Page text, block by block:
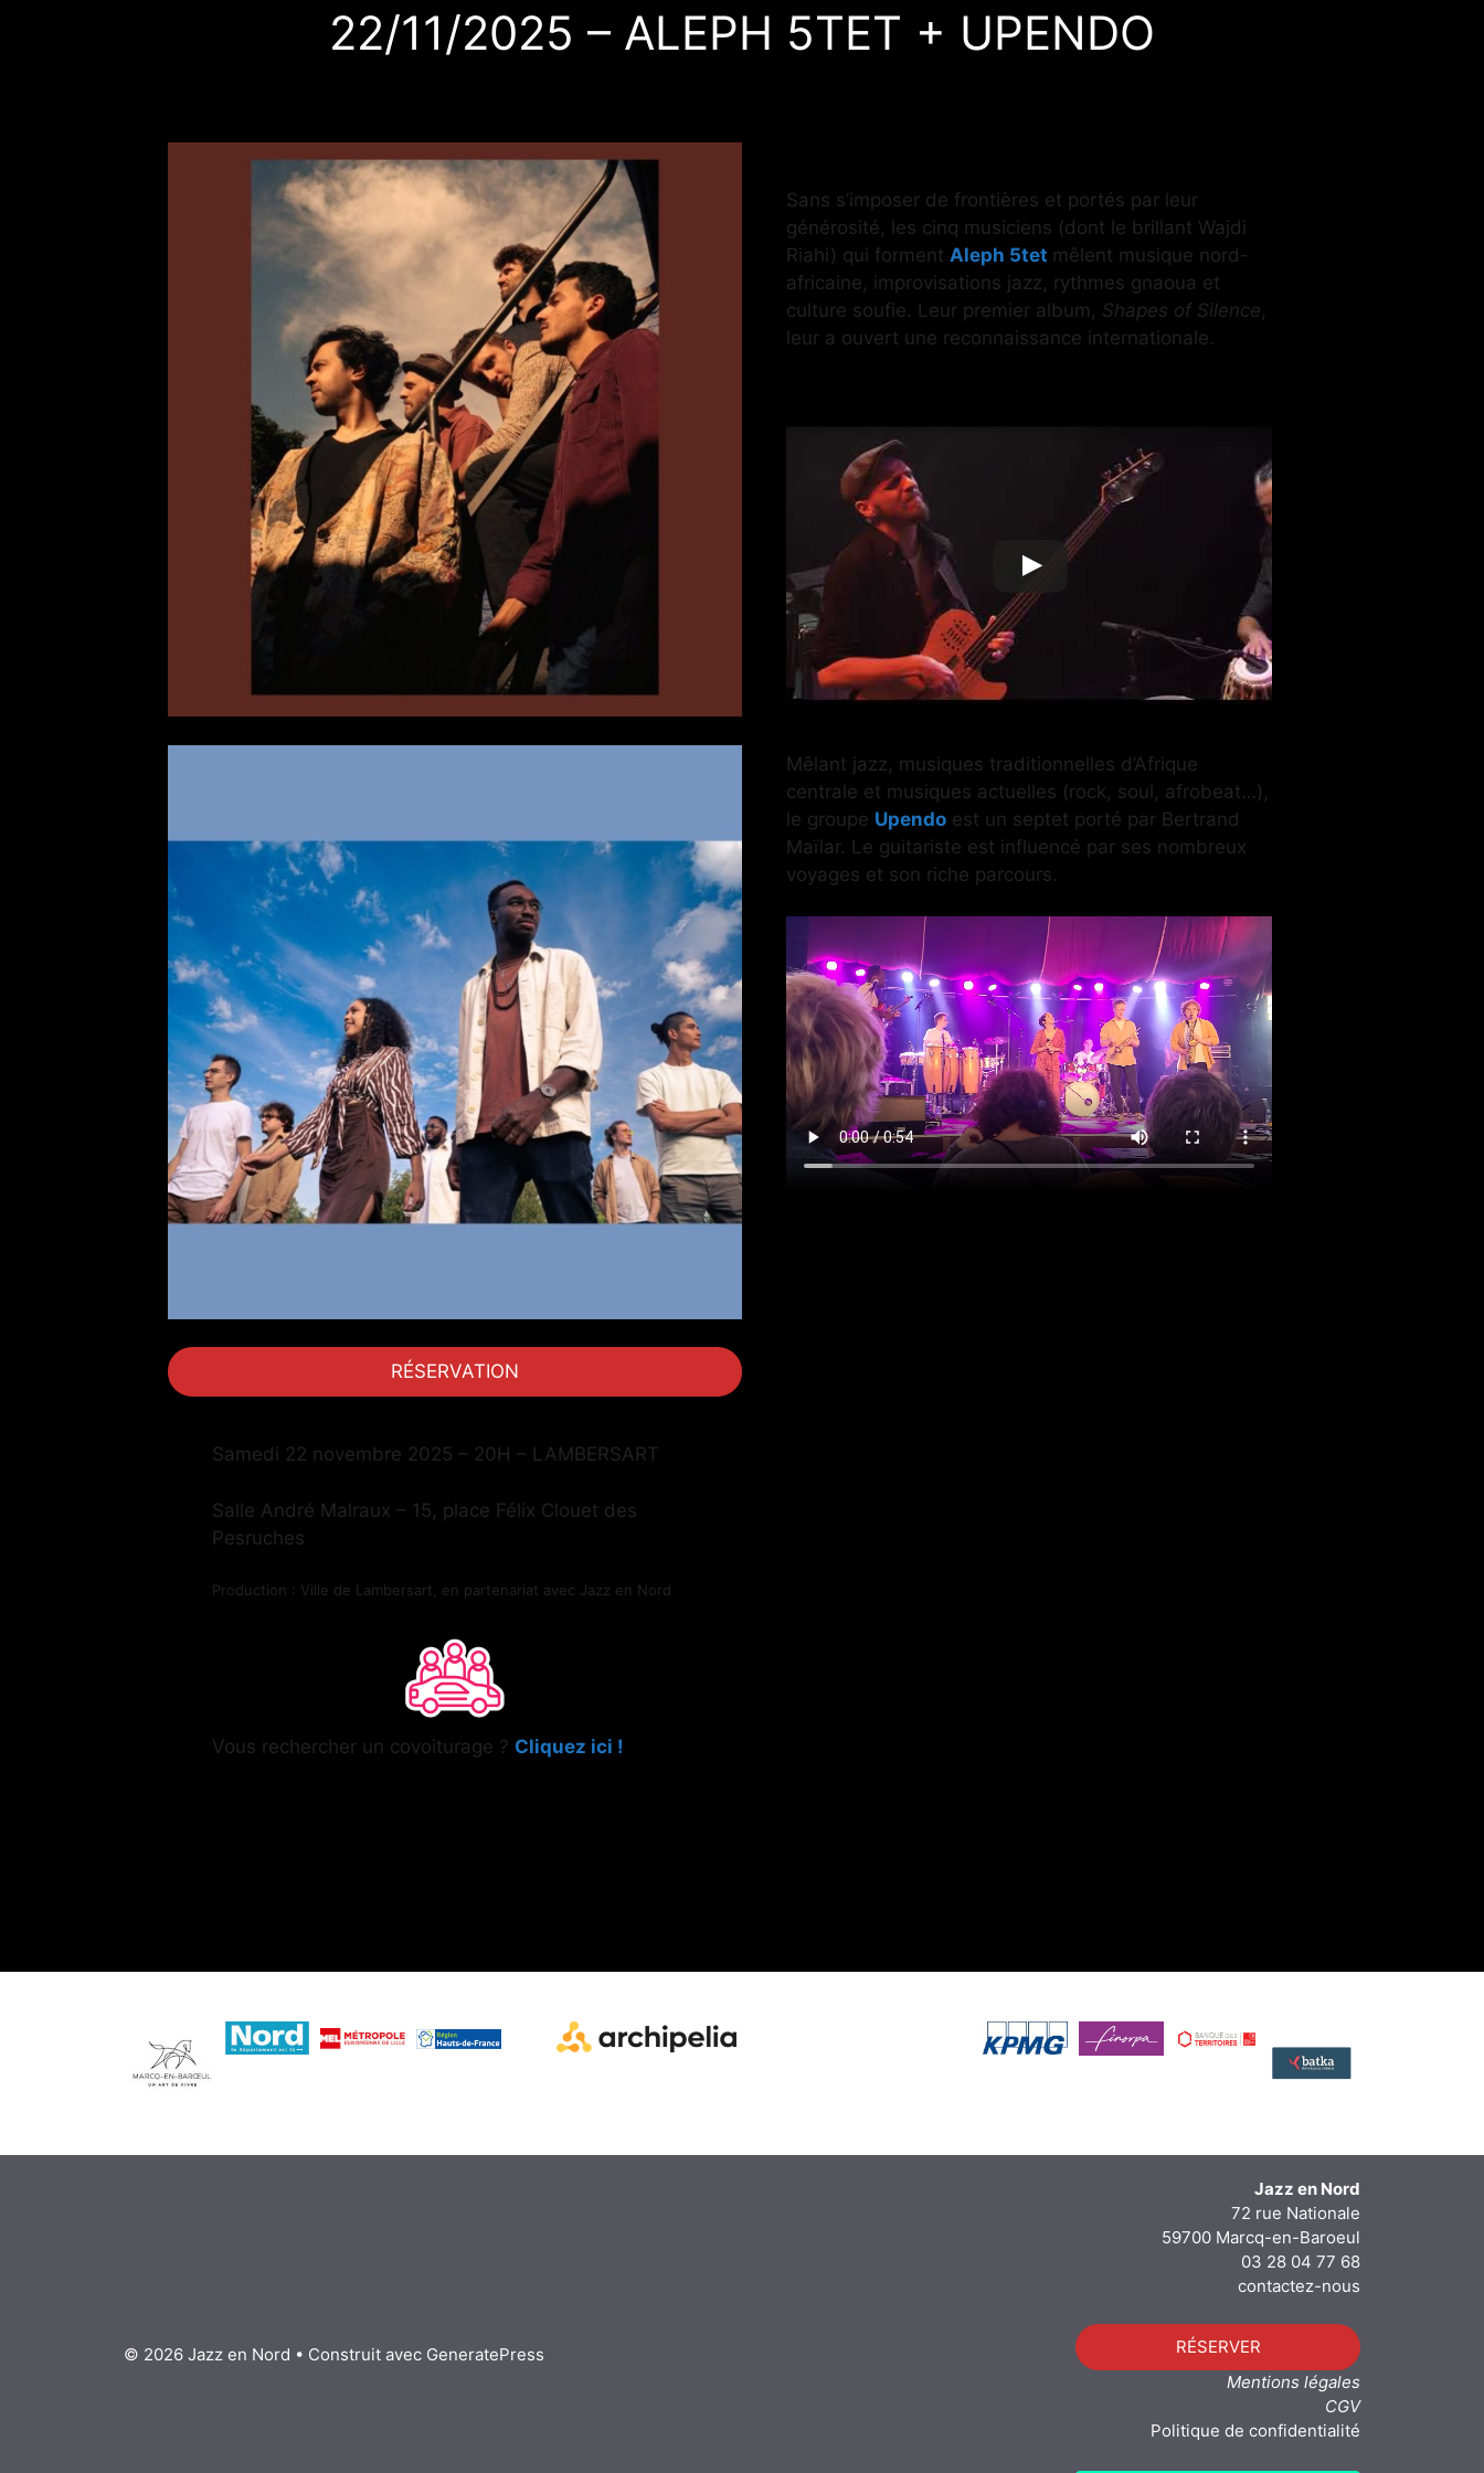
22/11/2025 – ALEPH 5TET + UPENDO
RÉSERVATION
Samedi 22 novembre 2025 – 20H – LAMBERSART
Salle André Malraux – 15, place Félix Clouet des
Pesruches
Production : Ville de Lambersart, en partenariat avec Jazz en Nord
Vous rechercher un covoiturage ? Cliquez ici !
Sans s’imposer de frontières et portés par leur
générosité, les cinq musiciens (dont le brillant Wajdi
Riahi) qui forment Aleph 5tet mêlent musique nord-
africaine, improvisations jazz, rythmes gnaoua et
culture soufie. Leur premier album, Shapes of Silence,
leur a ouvert une reconnaissance internationale.
Mêlant jazz, musiques traditionnelles d’Afrique
centrale et musiques actuelles (rock, soul, afrobeat…),
le groupe Upendo est un septet porté par Bertrand
Maïlar. Le guitariste est influencé par ses nombreux
voyages et son riche parcours.
Jazz en Nord
72 rue Nationale
59700 Marcq-en-Baroeul
03 28 04 77 68
contactez-nous
RÉSERVER
Mentions légales
CGV
Politique de confidentialité
© 2026 Jazz en Nord • Construit avec GeneratePress